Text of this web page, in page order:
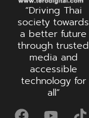
“Driving Thai
society towards
a better future
through trusted
media and
accessible
technology for
all”